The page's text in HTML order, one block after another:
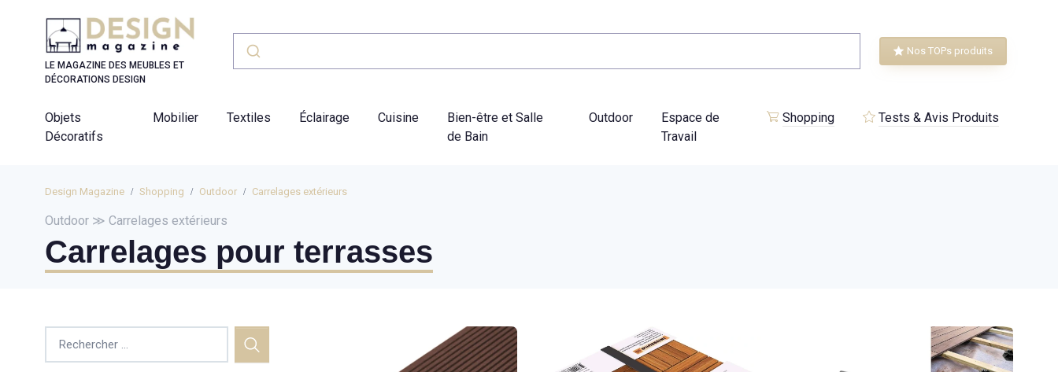
LE MAGAZINE DES MEUBLES ET
DÉCORATIONS DESIGN
Nos TOPs produits
Objets
Décoratifs
Mobilier Textiles Éclairage Cuisine
Bien-être et Salle
de Bain
Outdoor
Espace de
Travail
Shopping Tests & Avis Produits
Design Magazine Shopping Outdoor Carrelages extérieurs
Outdoor ≫ Carrelages extérieurs
Carrelages pour terrasses